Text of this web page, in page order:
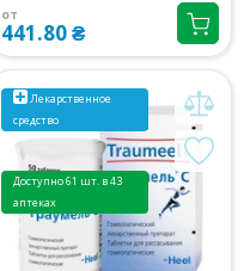
от
441.80 ₴
Лекарственное
средство
Доступно 61 шт. в 43
аптеках